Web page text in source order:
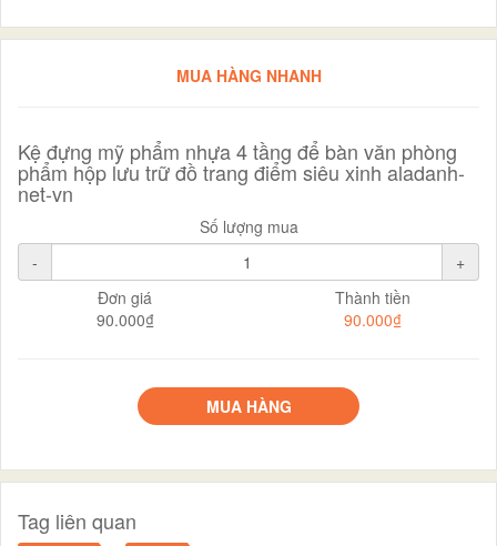
MUA HÀNG NHANH
Kệ đựng mỹ phẩm nhựa 4 tầng để bàn văn phòng
phẩm hộp lưu trữ đồ trang điểm siêu xinh aladanh-
net-vn
Số lượng mua
-
+
Đơn giá
90.000₫
Thành tiền
90.000₫
MUA HÀNG
Tag liên quan